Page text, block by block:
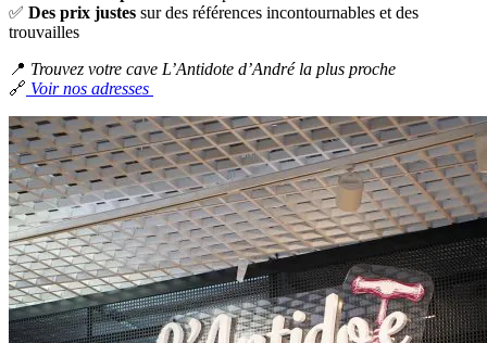
✅ Des prix justes sur des références incontournables et des
trouvailles
📍 Trouvez votre cave L’Antidote d’André la plus proche
🔗 Voir nos adresses